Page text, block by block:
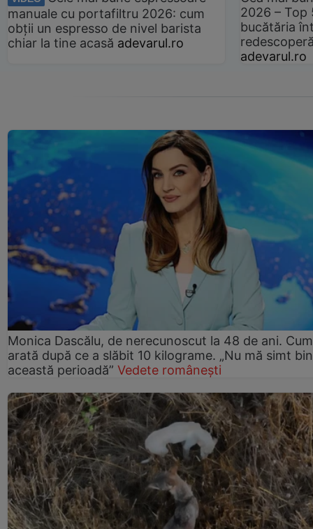
manuale cu portafiltru 2026: cum
obții un espresso de nivel barista
chiar la tine acasă adevarul.ro
2026 –
bucătăria
adevarul.ro
Monica Dascălu, de nerecunoscut la 48 de ani. Cum
arată după ce a slăbit 10 kilograme. „Nu mă simt
această perioadă” Vedete românești